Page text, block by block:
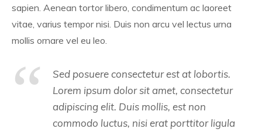
sapien. Aenean tortor libero, condimentum ac laoreet
vitae, varius tempor nisi. Duis non arcu vel lectus urna
mollis ornare vel eu leo.
Sed posuere consectetur est at lobortis.
Lorem ipsum dolor sit amet, consectetur
adipiscing elit. Duis mollis, est non
commodo luctus, nisi erat porttitor ligula